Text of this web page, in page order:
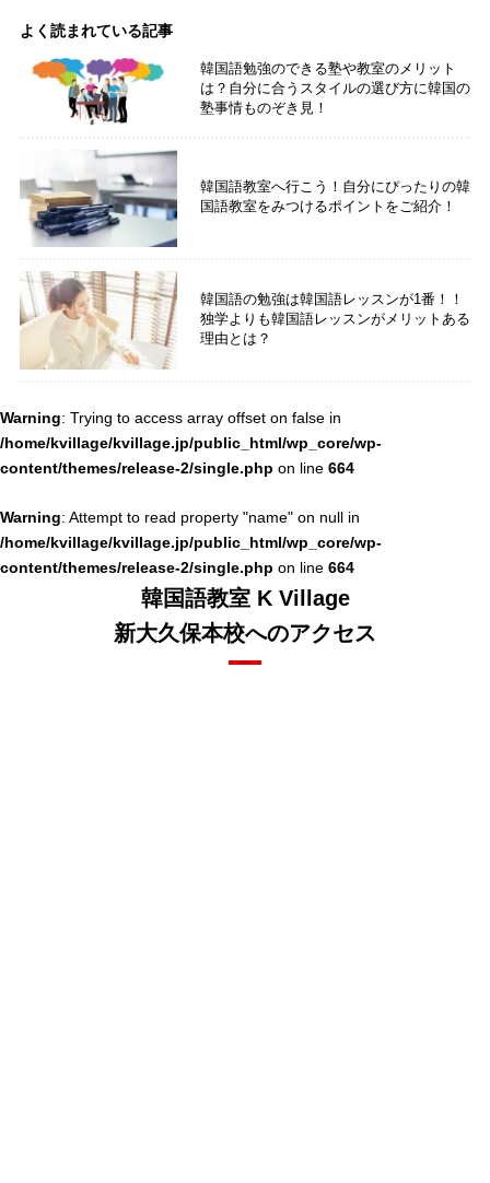
よく読まれている記事
韓国語勉強のできる塾や教室のメリット
は？自分に合うスタイルの選び方に韓国の
塾事情ものぞき見！
韓国語教室へ行こう！自分にぴったりの韓
国語教室をみつけるポイントをご紹介！
韓国語の勉強は韓国語レッスンが1番！！
独学よりも韓国語レッスンがメリットある
理由とは？
Warning: Trying to access array offset on false in
/home/kvillage/kvillage.jp/public_html/wp_core/wp-
content/themes/release-2/single.php on line 664
Warning: Attempt to read property "name" on null in
/home/kvillage/kvillage.jp/public_html/wp_core/wp-
content/themes/release-2/single.php on line 664
韓国語教室 K Village
新大久保本校へのアクセス